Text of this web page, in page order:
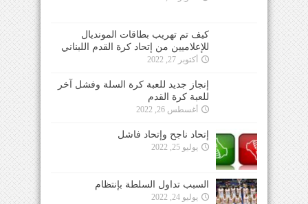
كيف تم تهريب بطاقات المونديال
للإعلاميين من إتحاد كرة القدم اللبناني
أكتوبر 27, 2022
إنجاز جديد للعبة كرة السلة وفشل آخر
للعبة كرة القدم
أغسطس 26, 2022
إتحاد ناجح وإتحاد فاشل
يوليو 25, 2022
السبب تداول السلطة بإنتظام
يوليو 24, 2022